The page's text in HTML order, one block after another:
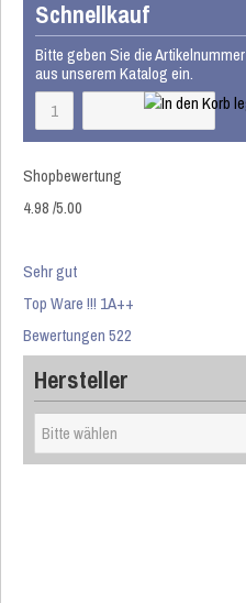
Schnellkauf
Bitte geben Sie die Artikelnummer
aus unserem Katalog ein.
Shopbewertung
4.98/5.00
Sehr gut
Top Ware !!! 1A++
Bewertungen 522
Hersteller